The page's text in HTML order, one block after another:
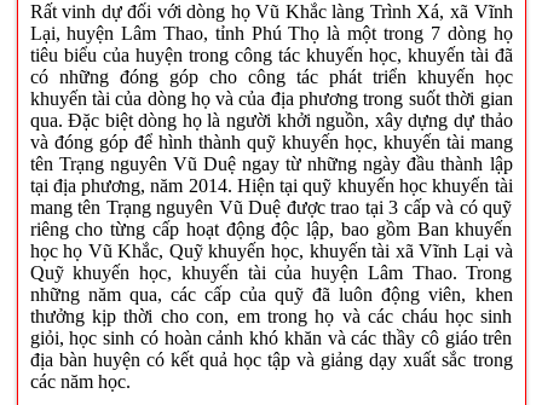
Rất vinh dự đối với dòng họ Vũ Khắc làng Trình Xá, xã Vĩnh
Lại, huyện Lâm Thao, tỉnh Phú Thọ là một trong 7 dòng họ
tiêu biểu của huyện trong công tác khuyến học, khuyến tài đã
có những đóng góp cho công tác phát triển khuyến học
khuyến tài của dòng họ và của địa phương trong suốt thời gian
qua. Đặc biệt dòng họ là người khởi nguồn, xây dựng dự thảo
và đóng góp để hình thành quỹ khuyến học, khuyến tài mang
tên Trạng nguyên Vũ Duệ ngay từ những ngày đầu thành lập
tại địa phương, năm 2014. Hiện tại quỹ khuyến học khuyến tài
mang tên Trạng nguyên Vũ Duệ được trao tại 3 cấp và có quỹ
riêng cho từng cấp hoạt động độc lập, bao gồm Ban khuyến
học họ Vũ Khắc, Quỹ khuyến học, khuyến tài xã Vĩnh Lại và
Quỹ khuyến học, khuyến tài của huyện Lâm Thao. Trong
những năm qua, các cấp của quỹ đã luôn động viên, khen
thưởng kịp thời cho con, em trong họ và các cháu học sinh
giỏi, học sinh có hoàn cảnh khó khăn và các thầy cô giáo trên
địa bàn huyện có kết quả học tập và giảng dạy xuất sắc trong
các năm học.